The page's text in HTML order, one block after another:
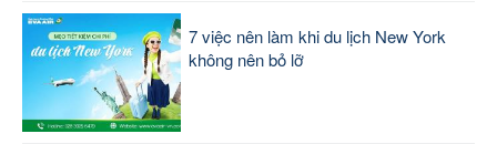
7 việc nên làm khi du lịch New York
không nên bỏ lỡ